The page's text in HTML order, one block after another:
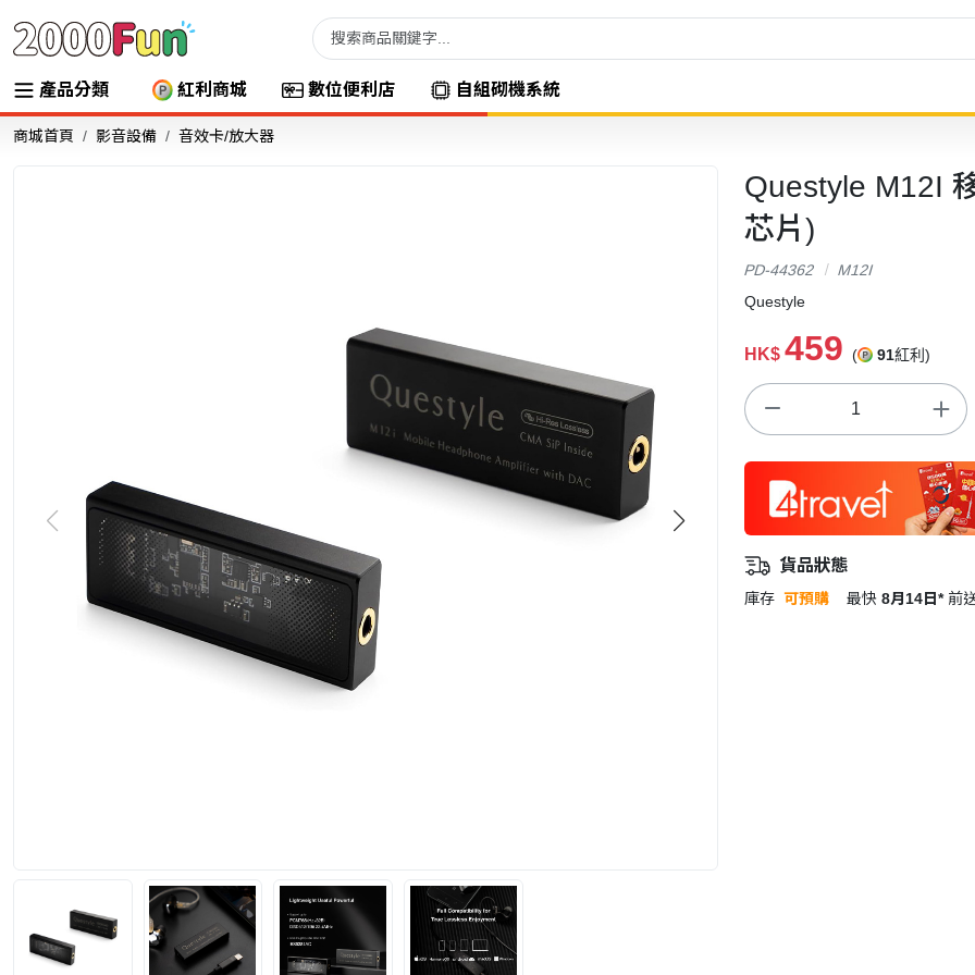
產品分類 紅利商城 數位便利店 自組砌機系統
商城首頁 影音設備 音效卡/放大器
Questyle M12I
芯片)
PD-44362
M12I
Questyle
HK$ 459 ( 91紅利)
貨品狀態
庫存 可預購 最快 8月14日* 前